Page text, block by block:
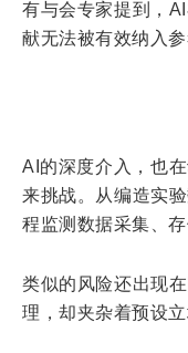
有与会专家提到，
献无法被有效纳入
AI的深度介入，也
来挑战。从编造实
程监测数据采集、
类似的风险还出现
理，却夹杂着预设